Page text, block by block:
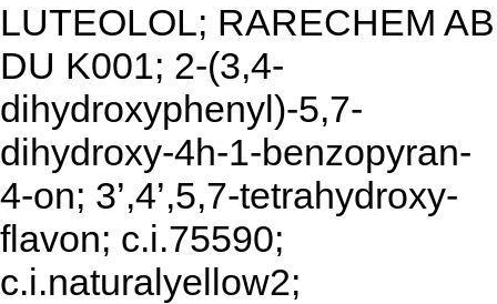
LUTEOLOL; RARECHEM AB
DU K001; 2-(3,4-
dihydroxyphenyl)-5,7-
dihydroxy-4h-1-benzopyran-
4-on; 3’,4’,5,7-tetrahydroxy-
flavon; c.i.75590;
c.i.naturalyellow2;